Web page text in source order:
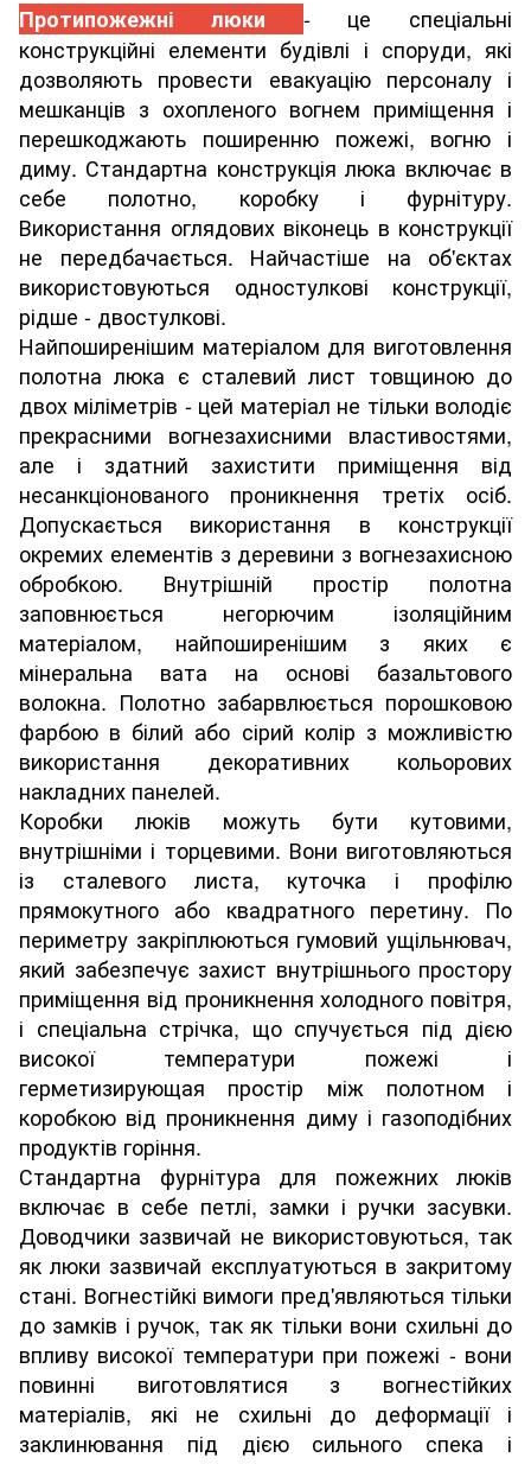
Протипожежні люки - це спеціальні
конструкційні елементи будівлі і споруди, які
дозволяють провести евакуацію персоналу і
мешканців з охопленого вогнем приміщення і
перешкоджають поширенню пожежі, вогню і
диму. Стандартна конструкція люка включає в
себе полотно, коробку і фурнітуру.
Використання оглядових віконець в конструкції
не передбачається. Найчастіше на об'єктах
використовуються одностулкові конструкції,
рідше - двостулкові.
Найпоширенішим матеріалом для виготовлення
полотна люка є сталевий лист товщиною до
двох міліметрів - цей матеріал не тільки володіє
прекрасними вогнезахисними властивостями,
але і здатний захистити приміщення від
несанкціонованого проникнення третіх осіб.
Допускається використання в конструкції
окремих елементів з деревини з вогнезахисною
обробкою. Внутрішній простір полотна
заповнюється негорючим ізоляційним
матеріалом, найпоширенішим з яких є
мінеральна вата на основі базальтового
волокна. Полотно забарвлюється порошковою
фарбою в білий або сірий колір з можливістю
використання декоративних кольорових
накладних панелей.
Коробки люків можуть бути кутовими,
внутрішніми і торцевими. Вони виготовляються
із сталевого листа, куточка і профілю
прямокутного або квадратного перетину. По
периметру закріплюються гумовий ущільнювач,
який забезпечує захист внутрішнього простору
приміщення від проникнення холодного повітря,
і спеціальна стрічка, що спучується під дією
високої температури пожежі і
герметизирующая простір між полотном і
коробкою від проникнення диму і газоподібних
продуктів горіння.
Стандартна фурнітура для пожежних люків
включає в себе петлі, замки і ручки засувки.
Доводчики зазвичай не використовуються, так
як люки зазвичай експлуатуються в закритому
стані. Вогнестійкі вимоги пред'являються тільки
до замків і ручок, так як тільки вони схильні до
впливу високої температури при пожежі - вони
повинні виготовлятися з вогнестійких
матеріалів, які не схильні до деформації і
заклинювання під дією сильного спека і